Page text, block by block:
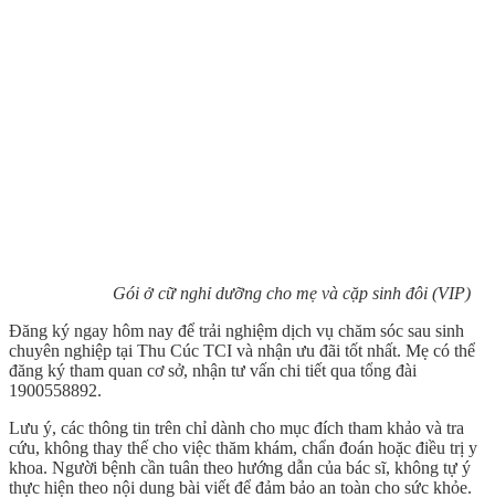
Gói ở cữ nghỉ dưỡng cho mẹ và cặp sinh đôi (VIP)
Đăng ký ngay hôm nay để trải nghiệm dịch vụ chăm sóc sau sinh
chuyên nghiệp tại Thu Cúc TCI và nhận ưu đãi tốt nhất. Mẹ có thể
đăng ký tham quan cơ sở, nhận tư vấn chi tiết qua tổng đài
1900558892.
Lưu ý, các thông tin trên chỉ dành cho mục đích tham khảo và tra
cứu, không thay thế cho việc thăm khám, chẩn đoán hoặc điều trị y
khoa. Người bệnh cần tuân theo hướng dẫn của bác sĩ, không tự ý
thực hiện theo nội dung bài viết để đảm bảo an toàn cho sức khỏe.